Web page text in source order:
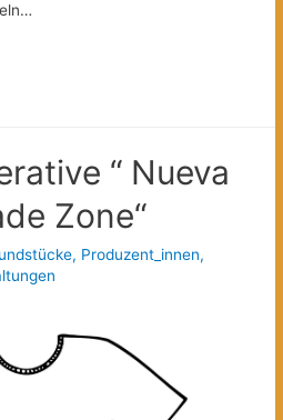
“ Nueva
Zone“
, Produzent_innen,